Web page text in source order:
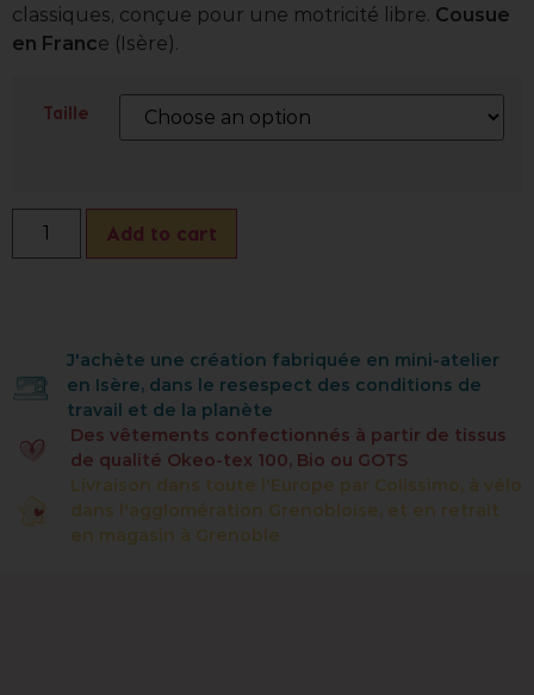
classiques, conçue pour une motricité libre. Cousue
en France (Isère).
Taille
Add to cart
J'achète une création fabriquée en mini-atelier
en Isère, dans le resespect des conditions de
travail et de la planète
Des vêtements confectionnés à partir de tissus
de qualité Okeo-tex 100, Bio ou GOTS
Livraison dans toute l'Europe par Colissimo, à vélo
dans l'agglomération Grenobloise, et en retrait
en magasin à Grenoble